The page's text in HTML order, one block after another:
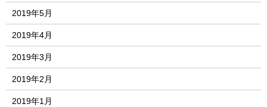
2019年5月
2019年4月
2019年3月
2019年2月
2019年1月